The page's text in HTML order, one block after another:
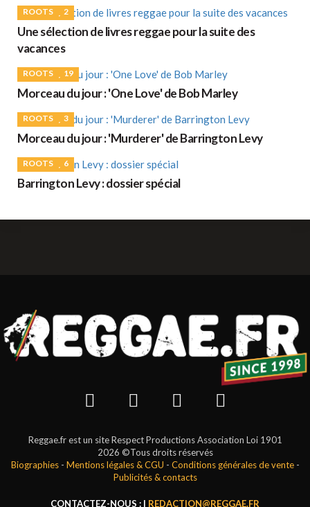
ROOTS 2
Une sélection de livres reggae pour la suite des
vacances
ROOTS 19
Morceau du jour : 'One Love' de Bob Marley
ROOTS 3
Morceau du jour : 'Murderer' de Barrington Levy
ROOTS 6
Barrington Levy : dossier spécial
Reggae.fr est un site Respect Productions Association Loi 1901
2026 ©Tous droits réservés
Biographies- Mentions légales & CGU - Conditions générales de vente-
Publicités & contacts
CONTACTEZ-NOUS : | REDACTION@REGGAE.FR